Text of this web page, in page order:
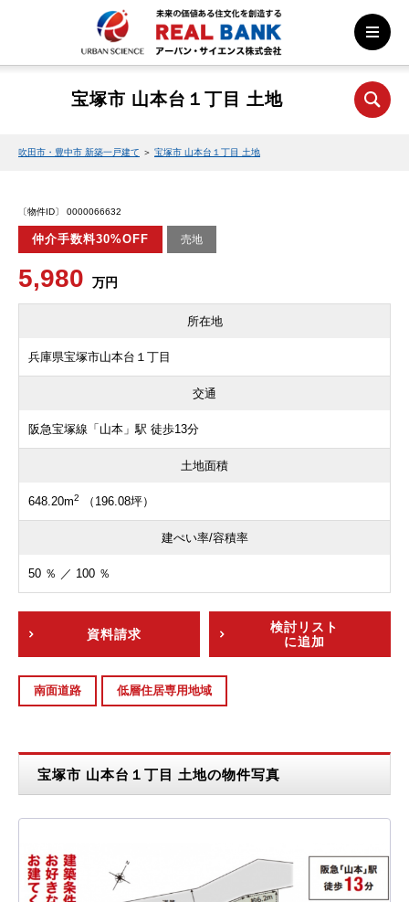
宝塚市 山本台１丁目 土地
吹田市・豊中市 新築一戸建て ＞ 宝塚市 山本台１丁目 土地
〔物件ID〕 0000066632
仲介手数料30%OFF 売地
5,980 万円
所在地
兵庫県宝塚市山本台１丁目
交通
阪急宝塚線「山本」駅 徒歩13分
土地面積
648.20m2 （196.08坪）
建ぺい率/容積率
50 ％ ／ 100 ％
資料請求
検討リスト
に追加
南面道路 低層住居専用地域
宝塚市 山本台１丁目 土地の物件写真